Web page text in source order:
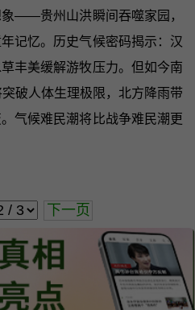
——贵州山洪瞬间吞噬家园，
记忆。历史气候密码揭示：汉
丰美缓解游牧压力。但如今南
破人体生理极限，北方降雨带
气候难民潮将比战争难民潮更
下一页